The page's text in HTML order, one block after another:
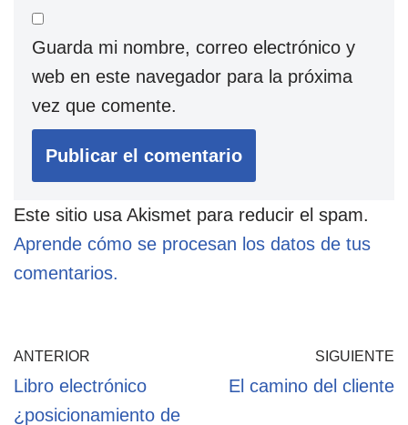
Guarda mi nombre, correo electrónico y
web en este navegador para la próxima
vez que comente.
Este sitio usa Akismet para reducir el spam.
Aprende cómo se procesan los datos de tus
comentarios.
ANTERIOR
Libro electrónico
¿posicionamiento de
SIGUIENTE
El camino del cliente